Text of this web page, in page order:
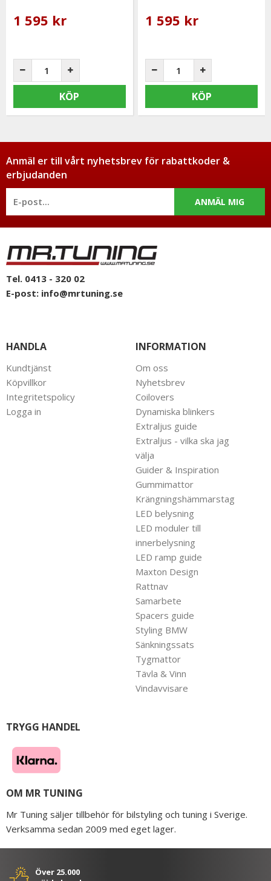
1 595 kr
KÖP
1 595 kr
KÖP
Anmäl er till vårt nyhetsbrev för rabattkoder &
erbjudanden
ANMÄL MIG
Tel. 0413 - 320 02
E-post: info@mrtuning.se
HANDLA
Kundtjänst
Köpvillkor
Integritetspolicy
Logga in
INFORMATION
Om oss
Nyhetsbrev
Coilovers
Dynamiska blinkers
Extraljus guide
Extraljus - vilka ska jag
välja
Guider & Inspiration
Gummimattor
Krängningshämmarstag
LED belysning
LED moduler till
innerbelysning
LED ramp guide
Maxton Design
Rattnav
Samarbete
Spacers guide
Styling BMW
Sänkningssats
Tygmattor
Tävla & Vinn
Vindavvisare
TRYGG HANDEL
OM MR TUNING
Mr Tuning säljer tillbehör för bilstyling och tuning i Sverige.
Verksamma sedan 2009 med eget lager.
Över 25.000